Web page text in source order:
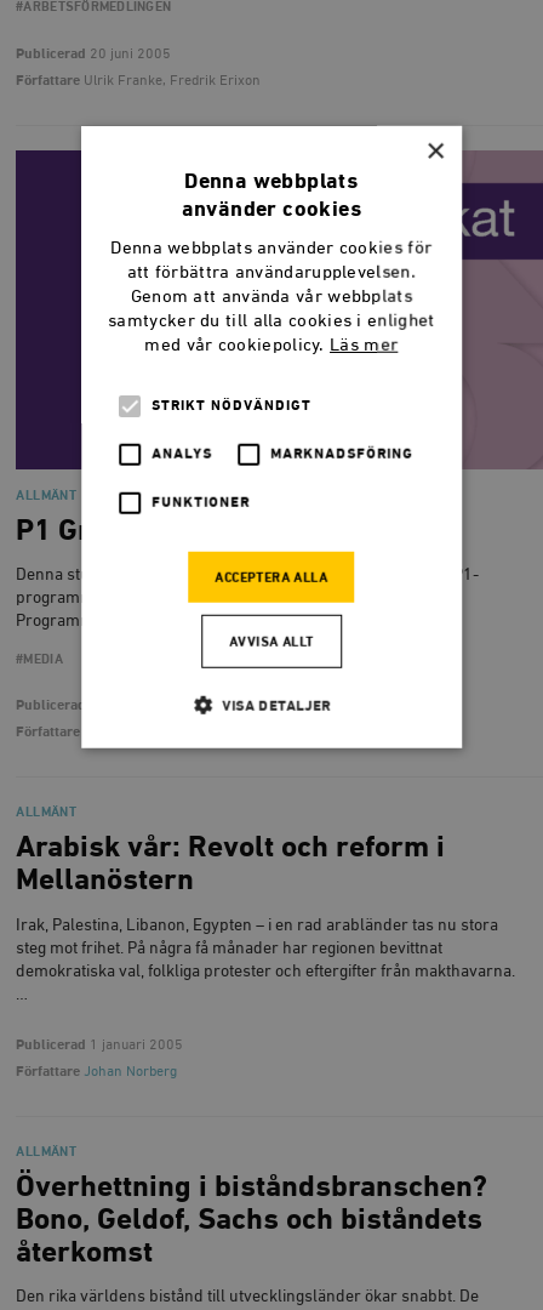
#ARBETSFÖRMEDLINGEN
Publicerad 20 juni 2005
Författare Ulrik Franke, Fredrik Erixon
ALLMÄNT
P1 Granskat
Denna studie bygger på innehållsanalyser av stickprov från P1-
programmen Gender, Obs, Pengar respektive P1 Konsument.
Programmen är valda utifrån två kriterier.
#MEDIA
Publicerad
Författare
ALLMÄNT
Arabisk vår: Revolt och reform i
Mellanöstern
Irak, Palestina, Libanon, Egypten – i en rad arabländer tas nu stora
steg mot frihet. På några få månader har regionen bevittnat
demokratiska val, folkliga protester och eftergifter från makthavarna.
Publicerad 1 januari 2005
Författare Johan Norberg
ALLMÄNT
Överhettning i biståndsbranschen?
Bono, Geldof, Sachs och biståndets
återkomst
Den rika världens bistånd till utvecklingsländer ökar snabbt. De
×
Denna webbplats
använder cookies
Denna webbplats använder cookies för
att förbättra användarupplevelsen.
Genom att använda vår webbplats
samtycker du till alla cookies i enlighet
med vår cookiepolicy. Läs mer
STRIKT NÖDVÄNDIGT
ANALYS MARKNADSFÖRING
FUNKTIONER
ACCEPTERA ALLA
AVVISA ALLT
VISA DETALJER
Strikt nödvändiga kakor tillåter
ordentligt utan strikt nödvändiga cookies.
Namn
Leverantör